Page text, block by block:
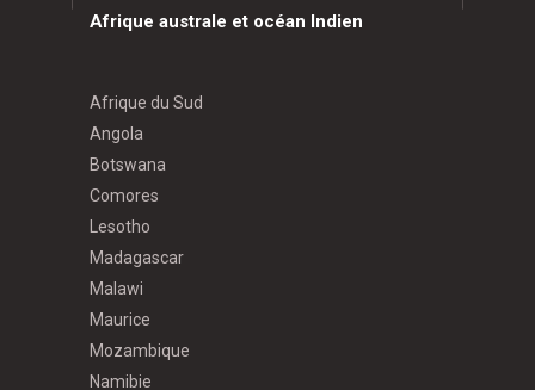
Afrique australe et océan Indien
Afrique du Sud
Angola
Botswana
Comores
Lesotho
Madagascar
Malawi
Maurice
Mozambique
Namibie